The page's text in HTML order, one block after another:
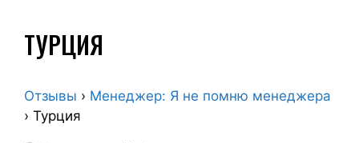
ТУРЦИЯ
Отзывы › Менеджер: Я не помню менеджера
› Турция